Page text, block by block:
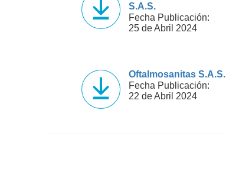
S.A.S.
Fecha Publicación:
25 de Abril 2024
Oftalmosanitas S.A.S.
Fecha Publicación:
22 de Abril 2024